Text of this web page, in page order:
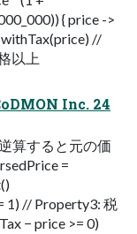
{ price ->
//
以上
Inc. 24
算すると元の価
=
1) // Property3: 税
− price >= 0)